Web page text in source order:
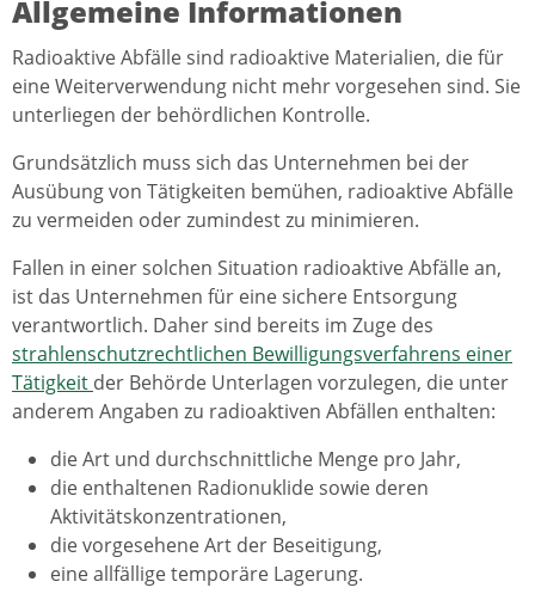
Allgemeine Informationen
Radioaktive Abfälle sind radioaktive Materialien, die für
eine Weiterverwendung nicht mehr vorgesehen sind. Sie
unterliegen der behördlichen Kontrolle.
Grundsätzlich muss sich das Unternehmen bei der
Ausübung von Tätigkeiten bemühen, radioaktive Abfälle
zu vermeiden oder zumindest zu minimieren.
Fallen in einer solchen Situation radioaktive Abfälle an,
ist das Unternehmen für eine sichere Entsorgung
verantwortlich. Daher sind bereits im Zuge des
strahlenschutzrechtlichen Bewilligungsverfahrens einer
Tätigkeit der Behörde Unterlagen vorzulegen, die unter
anderem Angaben zu radioaktiven Abfällen enthalten:
die Art und durchschnittliche Menge pro Jahr,
die enthaltenen Radionuklide sowie deren
Aktivitätskonzentrationen,
die vorgesehene Art der Beseitigung,
eine allfällige temporäre Lagerung.